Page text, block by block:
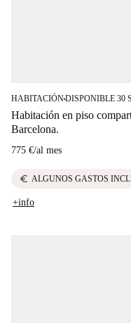
HABITACIÓN■DISPONIBLE 30
Habitación en piso
Barcelona.
775 €/al mes
euro ALGUNOS GASTOS
+info